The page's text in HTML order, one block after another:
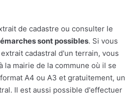
de cadastre ou consulter le
sont possibles. Si vous
cadastral d'un terrain, vous
la mairie de la commune où il se
A4 ou A3 et gratuitement, un
Il est aussi possible d'effectuer